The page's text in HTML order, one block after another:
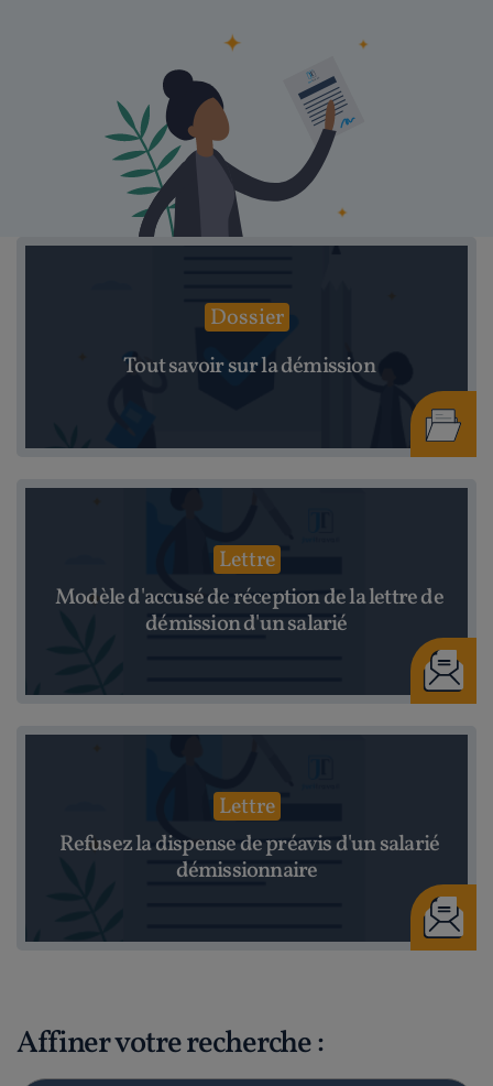
Dossier
Tout savoir sur la démission
Lettre
Modèle d'accusé de réception de la lettre de
démission d'un salarié
Lettre
Refusez la dispense de préavis d'un salarié
démissionnaire
Affiner votre recherche :